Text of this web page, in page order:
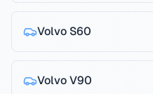
Volvo S60
VolvoV90